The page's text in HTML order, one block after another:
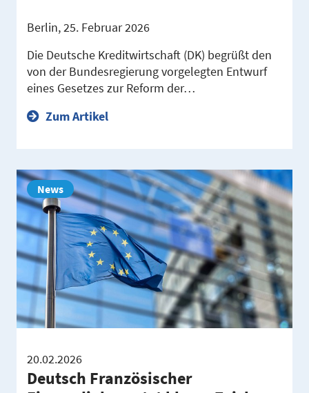
Berlin, 25. Februar 2026
Die Deutsche Kreditwirtschaft (DK) begrüßt den
von der Bundesregierung vorgelegten Entwurf
eines Gesetzes zur Reform der…
Zum Artikel
News
20.02.2026
Deutsch Französischer